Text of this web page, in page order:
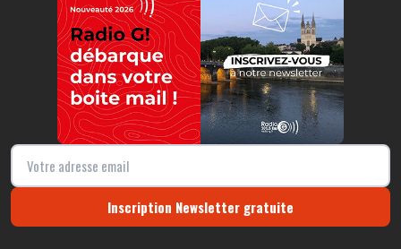
Inscription Newsletter gratuite